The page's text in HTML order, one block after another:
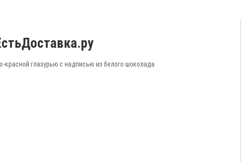
глазурью с надписью из белого шоколада